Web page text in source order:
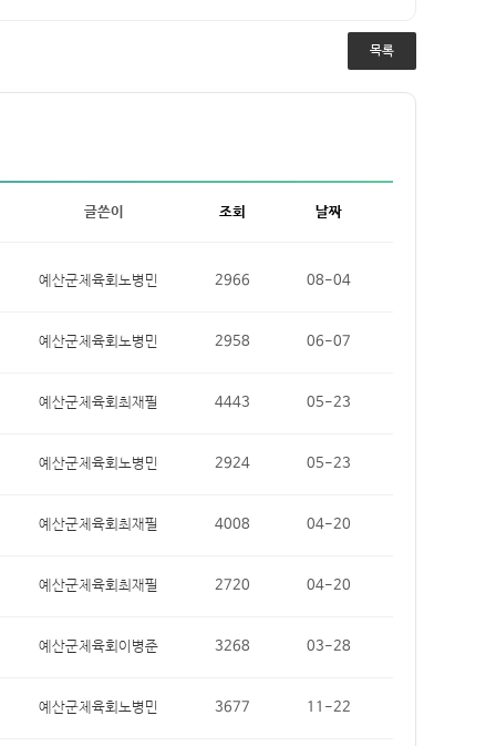
목록
글쓴이 조회 날짜
예산군체육회노병민 2966 08-04
예산군체육회노병민 2958 06-07
예산군체육회최재필 4443 05-23
예산군체육회노병민 2924 05-23
예산군체육회최재필 4008 04-20
예산군체육회최재필 2720 04-20
예산군체육회이병준 3268 03-28
예산군체육회노병민 3677 11-22